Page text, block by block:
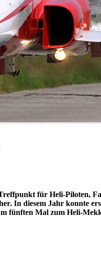
für Heli-Piloten,
In diesem Jahr konnte
fünften Mal zum Heli-